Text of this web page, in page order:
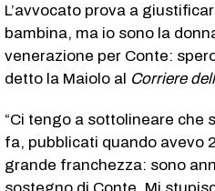
L’avvocato prova a
bambina, ma io sono la
venerazione per Conte:
detto la Maiolo al Corriere
“Ci tengo a sottolineare che
fa, pubblicati quando avevo
grande franchezza: sono
sostegno di Conte. Mi